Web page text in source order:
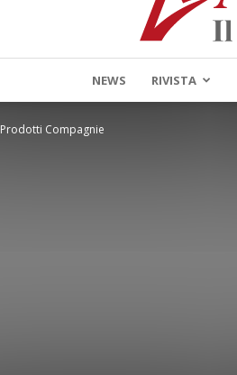
NEWS RIVISTA
Prodotti Compagnie